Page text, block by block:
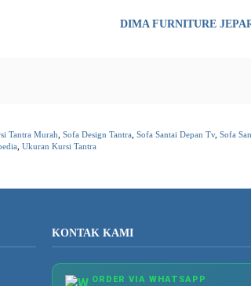
DIMA FURNITURE
Tantra Murah Sofa Design Tantra Sofa Santai Depan Tv, Sofa
Ukuran Kursi Tantra
KONTAK KAMI
ORDER VIA WHATSAPP